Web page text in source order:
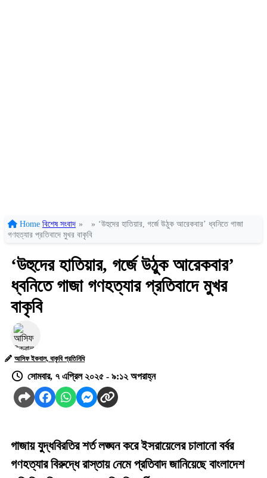
Home বিশেষ সংবাদ » » ‘উহুদের হাতিয়ার, গর্জে উঠুক আরেকবার’ ধ্বনিতে গাজা
গণহত্যার প্রতিবাদে মুখর বাকৃবি
‘উহুদের হাতিয়ার, গর্জে উঠুক আরেকবার’
ধ্বনিতে গাজা গণহত্যার প্রতিবাদে মুখর
বাকৃবি
আসিফ ইকবাল, বাকৃবি প্রতিনিধি
সোমবার, ৭ এপ্রিল ২০২৫ - ৯:১২ অপরাহ্ন
গাজায় যুদ্ধবিরতির শর্ত লঙ্ঘন করে ইসরায়েলের চালানো বর্বর
গণহত্যার বিরুদ্ধে রাস্তায় নেমে প্রতিবাদ জানিয়েছে বাংলাদেশ